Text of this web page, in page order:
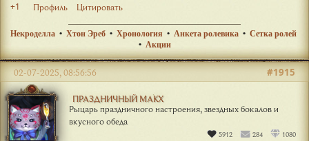
+1 Профиль Цитировать
Некроделла • Хтон Эреб • Хронология • Анкета ролевика • Сетка ролей
• Акции
ПРАЗДНИЧНЫЙ МАКХ
Рыцарь праздничного настроения, звездных бокалов и
вкусного обеда
5912 284 1080
#1915
02-07-2025, 08:56:56